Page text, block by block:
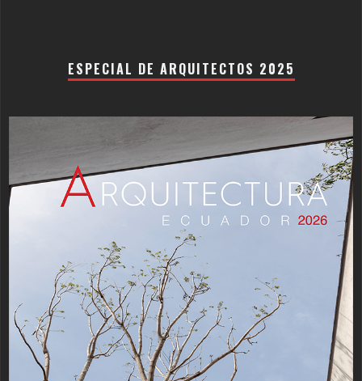
ESPECIAL DE ARQUITECTOS 2025